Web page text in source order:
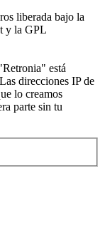
liberada bajo la
y la GPL
está
direcciones IP de
lo creamos
parte sin tu